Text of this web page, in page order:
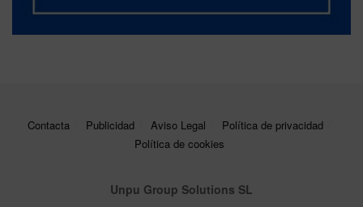
Contacta Publicidad Aviso Legal
Política de privacidad
Política de cookies
Unpu Group Solutions SL